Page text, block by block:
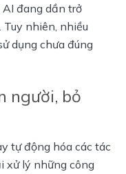
đang dần trở
nhiên, nhiều
dụng chưa đúng
người, bỏ
tự động hóa các tác
xử lý những công